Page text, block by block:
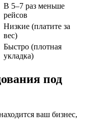
В 5–7 раз меньше
рейсов
Низкие (платите за
вес)
Быстро (плотная
укладка)
под
ваш бизнес,